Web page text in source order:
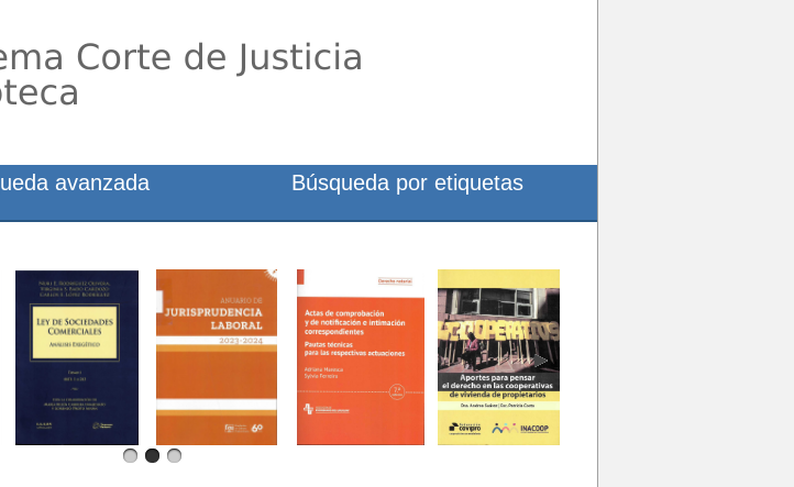
avanzada Búsqueda por etiquetas